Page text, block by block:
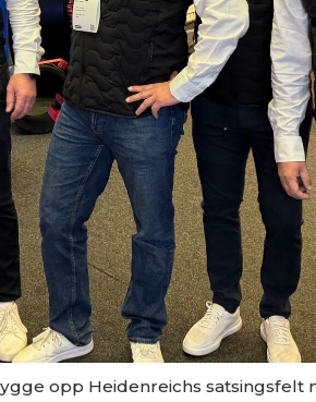
opp Heidenreichs satsingsfelt